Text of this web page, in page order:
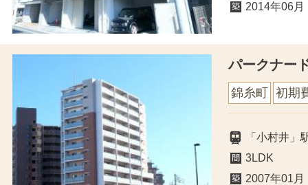
2014年06月
パークナー
錦糸町 初期
「小村井
3LDK
2007年01月